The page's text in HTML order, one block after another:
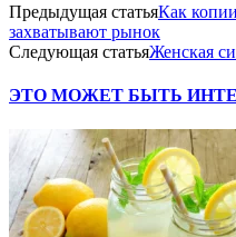
Предыдущая статьяКак
захватывают рынок
Следующая статьяЖенская
ЭТО МОЖЕТ БЫТЬ